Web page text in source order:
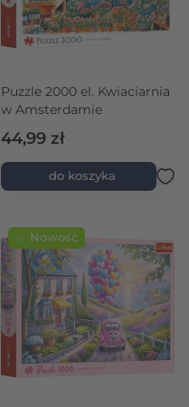
Puzzle 2000 el. Kwiaciarnia
w Amsterdamie
44,99 zł
do koszyka
☆ Nowość